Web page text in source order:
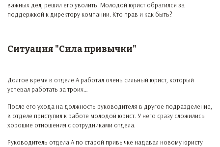
важных дел, решил его уволить. Молодой юрист обратился за
поддержкой к директору компании. Кто прав и как быть?
Ситуация "Сила привычки"
Долгое время в отделе А работал очень сильный юрист, который
успевал работать за троих…
После его ухода на должность руководителя в другое подразделение,
в отделе приступил к работе молодой юрист. У него сразу сложились
хорошие отношения с сотрудниками отдела.
Руководитель отдела А по старой привычке надавал новому юристу